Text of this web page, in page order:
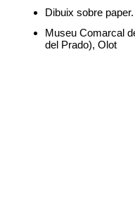
Dibuix sobre paper.
Museu Comarcal
del Prado), Olot